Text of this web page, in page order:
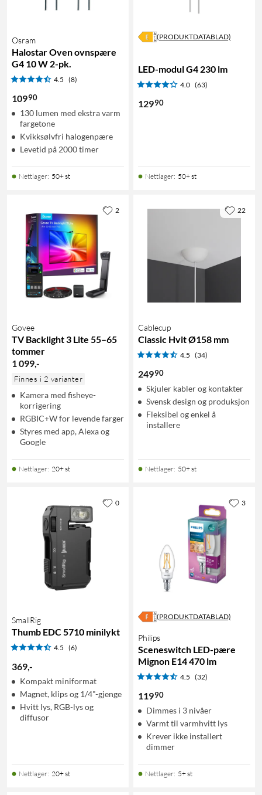
Osram
Halostar Oven ovnspære
G4 10 W 2-pk.
4.5 (8)
10990
130 lumen med ekstra varm
fargetone
Kvikksølvfri halogenpære
Levetid på 2000 timer
Nettlager: 50+ st
(PRODUKTDATABLAD)
LED-modul G4 230 lm
4.0 (63)
12990
Nettlager: 50+ st
Govee
TV Backlight 3 Lite 55–65
tommer
1 099,-
Finnes i 2 varianter
Kamera med fisheye-
korrigering
RGBIC+W for levende farger
Styres med app, Alexa og
Google
Nettlager: 20+ st
2
Cablecup
Classic Hvit Ø158 mm
4.5 (34)
24990
Skjuler kabler og kontakter
Svensk design og produksjon
Fleksibel og enkel å
installere
Nettlager: 50+ st
22
SmallRig
Thumb EDC 5710 minilykt
4.5 (6)
369,-
Kompakt miniformat
Magnet, klips og 1/4"-gjenge
Hvitt lys, RGB-lys og
diffusor
Nettlager: 20+ st
0
(PRODUKTDATABLAD)
Philips
Sceneswitch LED-pære
Mignon E14 470 lm
4.5 (32)
11990
Dimmes i 3 nivåer
Varmt til varmhvitt lys
Krever ikke installert
dimmer
Nettlager: 5+ st
3